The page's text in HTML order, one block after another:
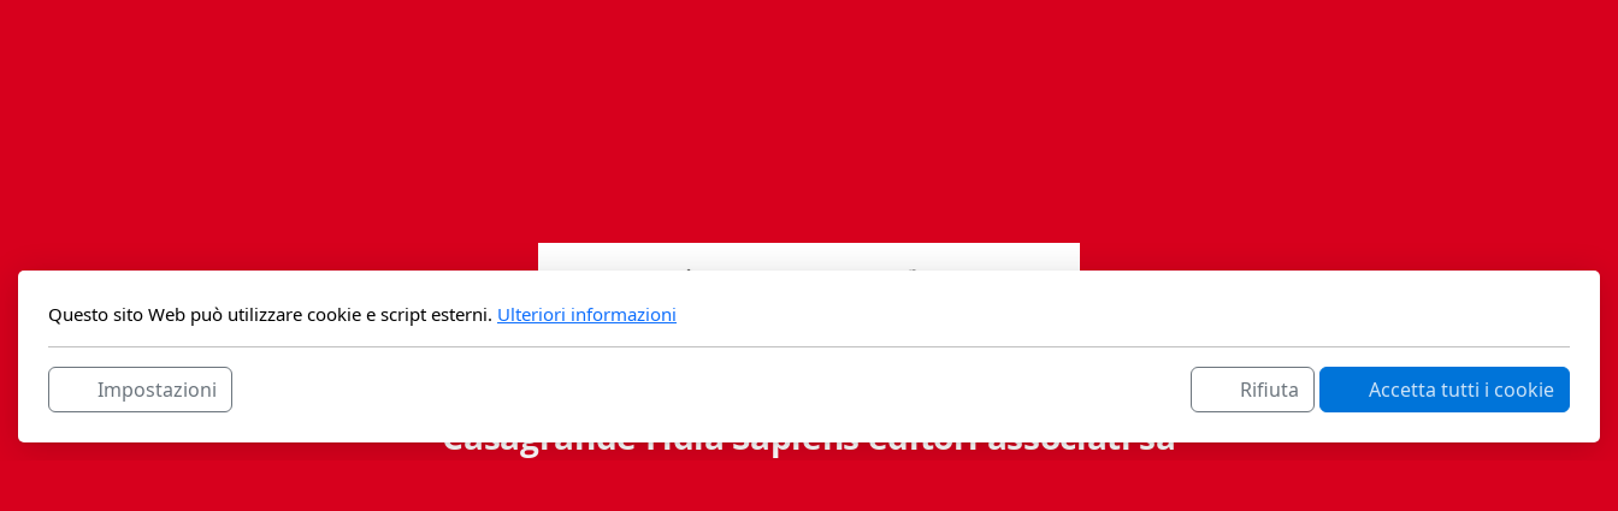
Casagrande Fidia Sapiens editori associati sa
Questo sito Web può utilizzare cookie e script esterni. Ulteriori informazioni
Impostazioni Rifiuta Accetta tutti i cookie